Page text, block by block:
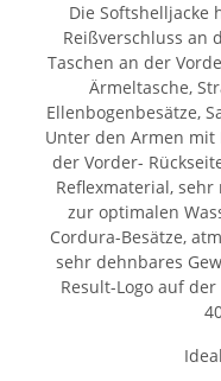
Die Softshelljacke
Reißverschluss an
Taschen an der
Ärmeltasche,
Ellenbogenbesätze,
Unter den Armen mit
der Vorder-
Reflexmaterial,
zur optimalen
Cordura-Besätze,
sehr dehnbares
Result-Logo auf